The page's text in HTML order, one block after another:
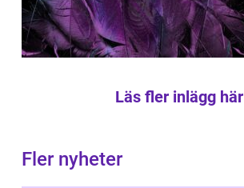
Läs fler inlägg här
Fler nyheter